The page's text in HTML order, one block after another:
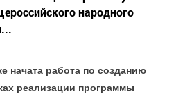
народного
начата работа по созданию
реализации программы